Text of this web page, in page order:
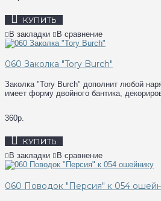
КУПИТЬ
В закладки В сравнение
060 Заколка "Tory Burch"
Заколка "Tory Burch" дополнит любой
имеет форму двойного бантика,
360р.
КУПИТЬ
В закладки В сравнение
060 Поводок "Персия" к 054